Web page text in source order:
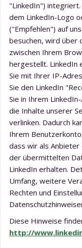
"LinkedIn") integriert.
dem LinkedIn-Logo
("Empfehlen") auf
besuchen, wird über
zwischen Ihrem
hergestellt. LinkedIn
Sie mit Ihrer IP-
Sie den LinkedIn
Sie in Ihrem
die Inhalte unserer
verlinken. Dadurch
Ihrem
dass wir als
der übermittelten
LinkedIn erhalten.
Umfang, weitere
Rechten und
Diese Hinweise
http://